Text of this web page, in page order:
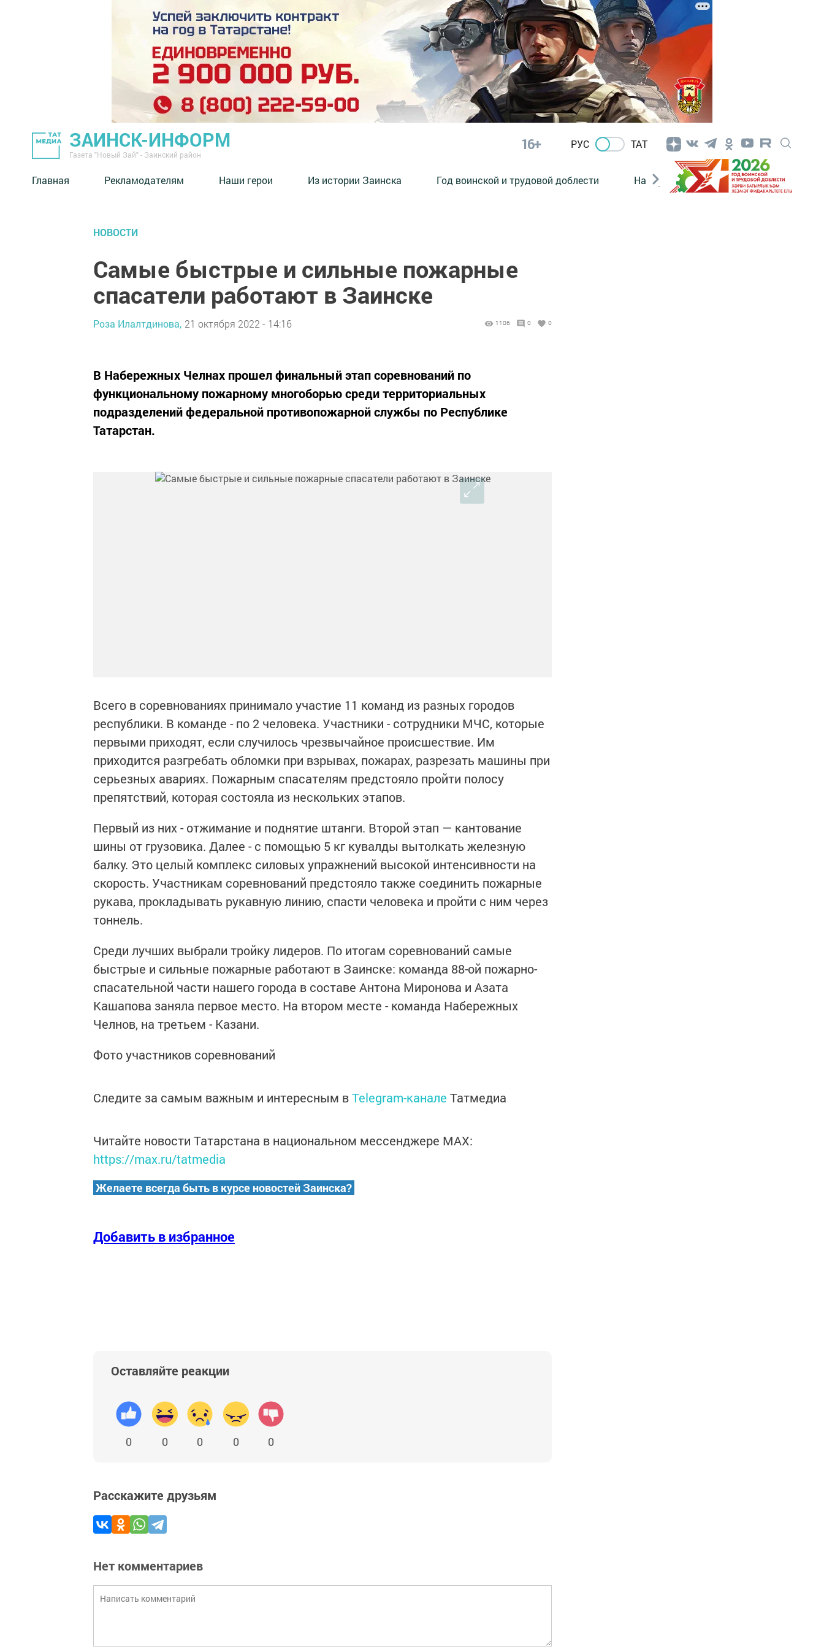
ЗАИНСК-ИНФОРМ
Газета "Новый Зай" - Заинский район
16+ РУС ТАТ
Главная Рекламодателям Наши герои Из истории Заинска Год воинской и трудовой доблести Нацпроекты Поколение будущего
НОВОСТИ
Самые быстрые и сильные пожарные
спасатели работают в Заинске
Роза Илалтдинова, 21 октября 2022 - 14:16 1106 0 0
В Набережных Челнах прошел финальный этап соревнований по
функциональному пожарному многоборью среди территориальных
подразделений федеральной противопожарной службы по Республике
Татарстан.
Всего в соревнованиях принимало участие 11 команд из разных городов
республики. В команде - по 2 человека. Участники - сотрудники МЧС, которые
первыми приходят, если случилось чрезвычайное происшествие. Им
приходится разгребать обломки при взрывах, пожарах, разрезать машины при
серьезных авариях. Пожарным спасателям предстояло пройти полосу
препятствий, которая состояла из нескольких этапов.
Первый из них - отжимание и поднятие штанги. Второй этап — кантование
шины от грузовика. Далее - с помощью 5 кг кувалды вытолкать железную
балку. Это целый комплекс силовых упражнений высокой интенсивности на
скорость. Участникам соревнований предстояло также соединить пожарные
рукава, прокладывать рукавную линию, спасти человека и пройти с ним через
тоннель.
Среди лучших выбрали тройку лидеров. По итогам соревнований самые
быстрые и сильные пожарные работают в Заинске: команда 88-ой пожарно-
спасательной части нашего города в составе Антона Миронова и Азата
Кашапова заняла первое место. На втором месте - команда Набережных
Челнов, на третьем - Казани.
Фото участников соревнований
Следите за самым важным и интересным вTelegram-канале Татмедиа
Читайте новости Татарстана в национальном мессенджере MАХ:
https://max.ru/tatmedia
Желаете всегда быть в курсе новостей Заинска?
Добавить в избранное
Оставляйте реакции
0 0 0 0 0
Расскажите друзьям
Нет комментариев